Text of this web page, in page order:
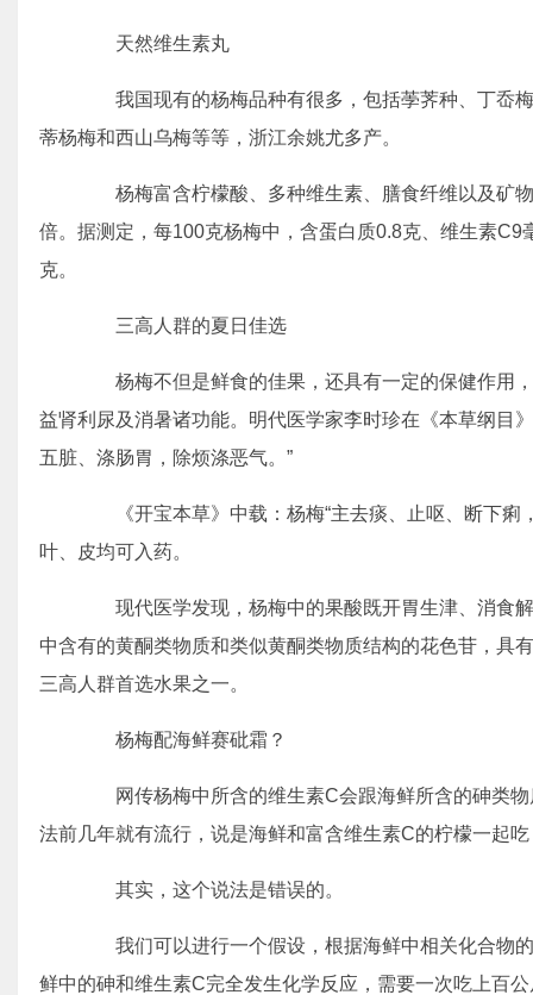
天然维生素丸
我国现有的杨梅品种有很多，包括荸荠种、丁岙
蒂杨梅和西山乌梅等等，浙江余姚尤多产。
杨梅富含柠檬酸、多种维生素、膳食纤维以及矿
倍。据测定，每100克杨梅中，含蛋白质0.8克、维生素
克。
三高人群的夏日佳选
杨梅不但是鲜食的佳果，还具有一定的保健作用
益肾利尿及消暑诸功能。明代医学家李时珍在《本草纲目
五脏、涤肠胃，除烦涤恶气。”
《开宝本草》中载：杨梅“主去痰、止呕、断下痢
叶、皮均可入药。
现代医学发现，杨梅中的果酸既开胃生津、消食
中含有的黄酮类物质和类似黄酮类物质结构的花色苷，具
三高人群首选水果之一。
杨梅配海鲜赛砒霜？
网传杨梅中所含的维生素C会跟海鲜所含的砷类物
法前几年就有流行，说是海鲜和富含维生素C的柠檬一起
其实，这个说法是错误的。
我们可以进行一个假设，根据海鲜中相关化合物
鲜中的砷和维生素C完全发生化学反应，需要一次吃上百